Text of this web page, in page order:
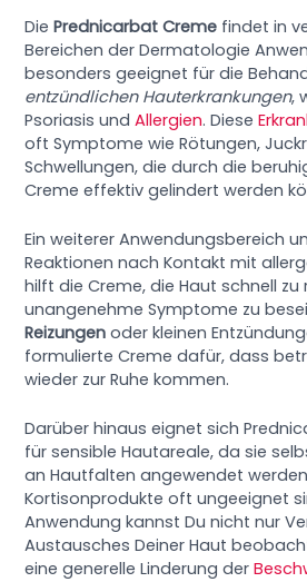
DiePrednicarbat Creme findet in
Bereichen der Dermatologie
besonders geeignet für die
entzündlichen Hauterkrankungen,
Psoriasis undAllergien. Diese
oft Symptome wie Rötungen,
Schwellungen, die durch die
Creme effektiv gelindert werden
Ein weiterer Anwendungsbereich
Reaktionen nach Kontakt mit
hilft die Creme, die Haut schnell zu
unangenehme Symptome zu
Reizungen oder kleinen
formulierte Creme dafür, dass
wieder zur Ruhe kommen.
Darüber hinaus eignet sich
für sensible Hautareale, da sie
an Hautfalten angewendet
Kortisonprodukte oft ungeeignet
Anwendung kannst Du nicht nur
Austausches Deiner Haut
eine generelle Linderung der